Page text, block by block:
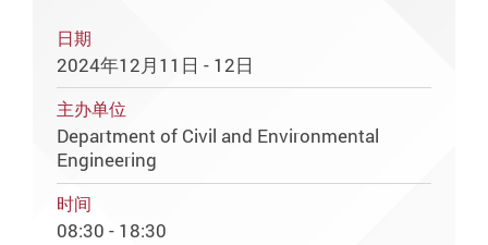
日期
2024年12月11日 - 12日
主办单位
Department of Civil and Environmental
Engineering
时间
08:30 - 18:30